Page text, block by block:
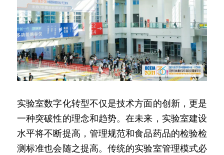
实验室数字化转型不仅是技术方面的创新，更是
一种突破性的理念和趋势。在未来，实验室建设
水平将不断提高，管理规范和食品药品的检验检
测标准也会随之提高。传统的实验室管理模式必